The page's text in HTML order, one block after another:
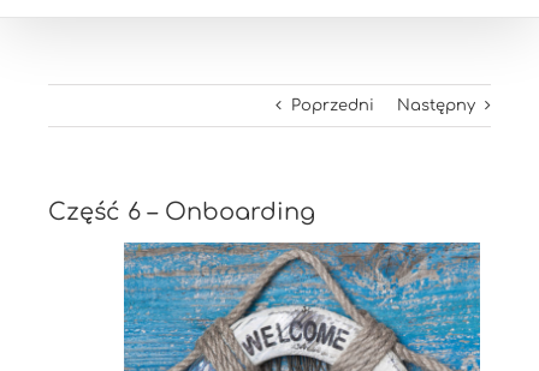
Poprzedni Następny
Część 6 – Onboarding